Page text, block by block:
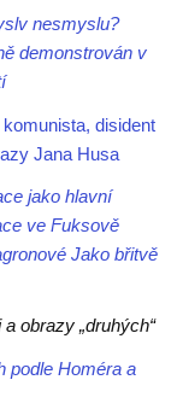
nesmyslu?
demonstrován v
disident
Jana Husa
jako hlavní
ve Fuksově
Jako břitvě
obrazy „druhých“
podle Homéra a